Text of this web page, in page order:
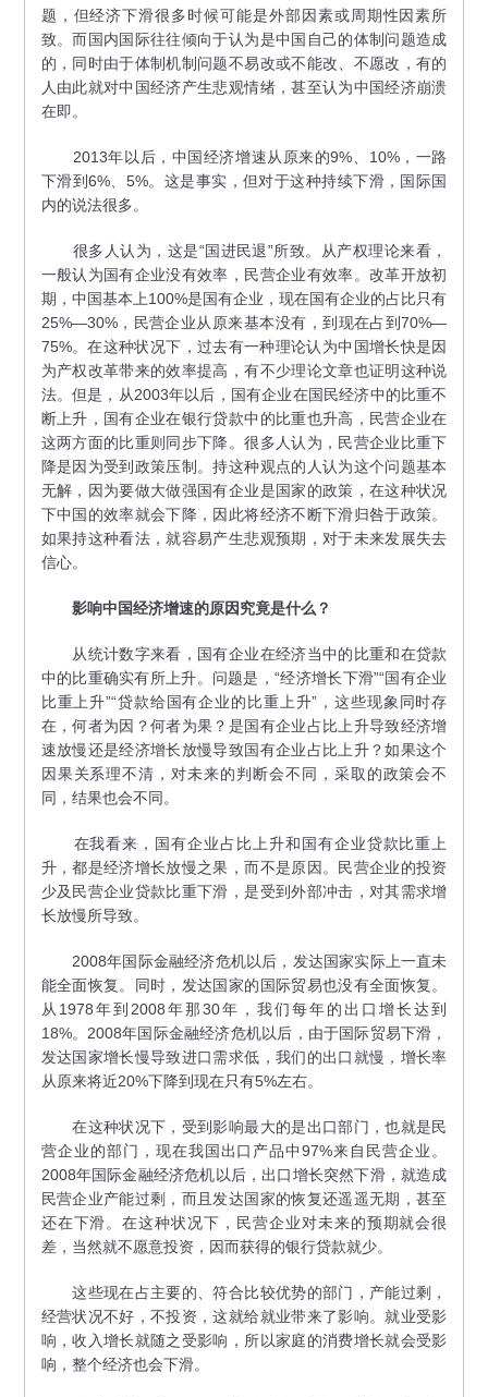
题，但经济下滑很多时候可能是外部因素或周期性因素所
致。而国内国际往往倾向于认为是中国自己的体制问题造成
的，同时由于体制机制问题不易改或不能改、不愿改，有的
人由此就对中国经济产生悲观情绪，甚至认为中国经济崩溃
在即。
2013年以后，中国经济增速从原来的9%、10%，一路
下滑到6%、5%。这是事实，但对于这种持续下滑，国际国
内的说法很多。
很多人认为，这是“国进民退”所致。从产权理论来看，
一般认为国有企业没有效率，民营企业有效率。改革开放初
期，中国基本上100%是国有企业，现在国有企业的占比只有
25%—30%，民营企业从原来基本没有，到现在占到70%—
75%。在这种状况下，过去有一种理论认为中国增长快是因
为产权改革带来的效率提高，有不少理论文章也证明这种说
法。但是，从2003年以后，国有企业在国民经济中的比重不
断上升，国有企业在银行贷款中的比重也升高，民营企业在
这两方面的比重则同步下降。很多人认为，民营企业比重下
降是因为受到政策压制。持这种观点的人认为这个问题基本
无解，因为要做大做强国有企业是国家的政策，在这种状况
下中国的效率就会下降，因此将经济不断下滑归咎于政策。
如果持这种看法，就容易产生悲观预期，对于未来发展失去
信心。
影响中国经济增速的原因究竟是什么？
从统计数字来看，国有企业在经济当中的比重和在贷款
中的比重确实有所上升。问题是，“经济增长下滑”“国有企业
比重上升”“贷款给国有企业的比重上升”，这些现象同时存
在，何者为因？何者为果？是国有企业占比上升导致经济增
速放慢还是经济增长放慢导致国有企业占比上升？如果这个
因果关系理不清，对未来的判断会不同，采取的政策会不
同，结果也会不同。
在我看来，国有企业占比上升和国有企业贷款比重上
升，都是经济增长放慢之果，而不是原因。民营企业的投资
少及民营企业贷款比重下滑，是受到外部冲击，对其需求增
长放慢所导致。
2008年国际金融经济危机以后，发达国家实际上一直未
能全面恢复。同时，发达国家的国际贸易也没有全面恢复。
从1978年到2008年那30年，我们每年的出口增长达到
18%。2008年国际金融经济危机以后，由于国际贸易下滑，
发达国家增长慢导致进口需求低，我们的出口就慢，增长率
从原来将近20%下降到现在只有5%左右。
在这种状况下，受到影响最大的是出口部门，也就是民
营企业的部门，现在我国出口产品中97%来自民营企业。
2008年国际金融经济危机以后，出口增长突然下滑，就造成
民营企业产能过剩，而且发达国家的恢复还遥遥无期，甚至
还在下滑。在这种状况下，民营企业对未来的预期就会很
差，当然就不愿意投资，因而获得的银行贷款就少。
这些现在占主要的、符合比较优势的部门，产能过剩，
经营状况不好，不投资，这就给就业带来了影响。就业受影
响，收入增长就随之受影响，所以家庭的消费增长就会受影
响，整个经济也会下滑。